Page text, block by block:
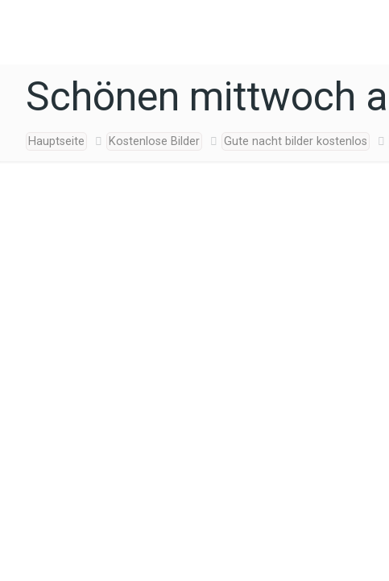
Schönen mittwoch
Hauptseite Kostenlose Bilder Gute nacht bilder kostenlos